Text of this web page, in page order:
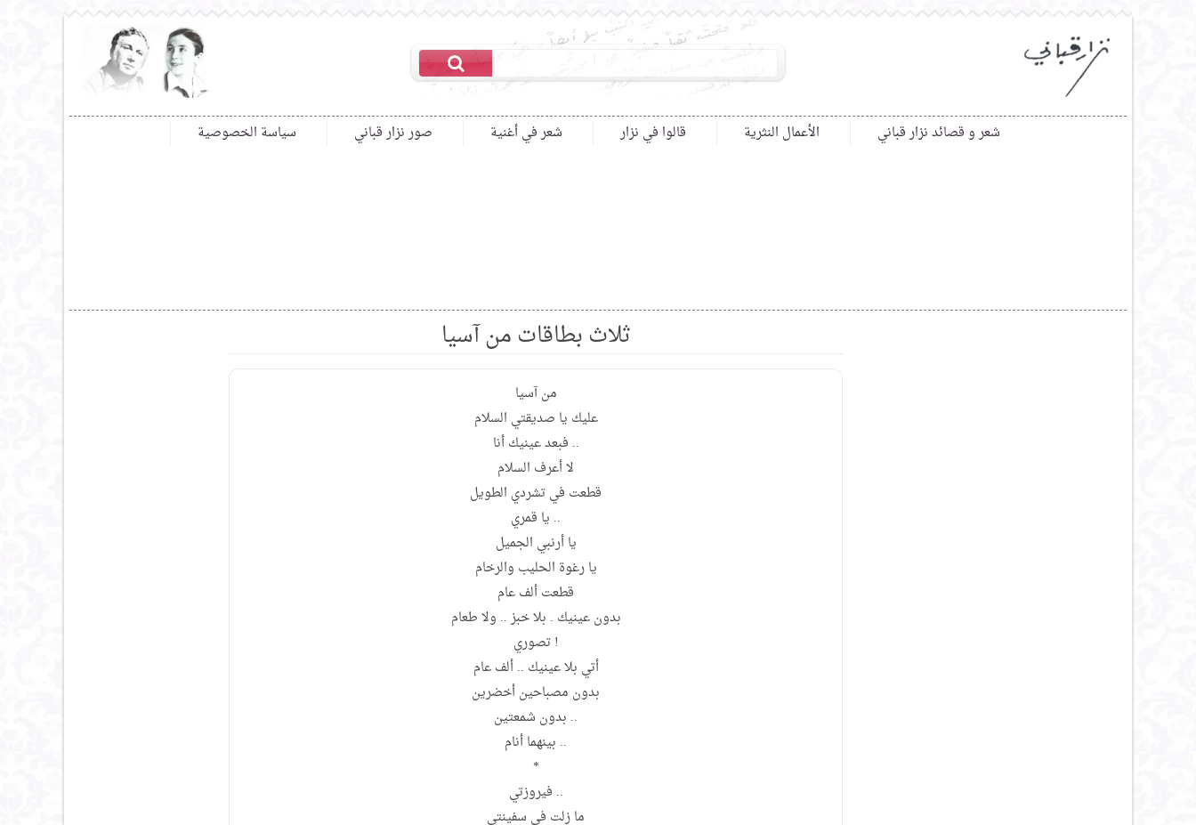
شعر و قصائد نزار قباني الأعمال النثرية قالوا في نزار شعر في أغنية صور نزار قباني سياسة الخصوصية
ثلاث بطاقات من آسيا
من آسيا
عليك يا صديقتي السلام
.. فبعد عينيك أنا
لا أعرف السلام
قطعت في تشردي الطويل
.. يا قمري
يا أرنبي الجميل
يا رغوة الحليب والرخام
قطعت ألف عام
بدون عينيك . بلا خبز .. ولا طعام
! تصوري
أتي بلا عينيك .. ألف عام
بدون مصباحين أخضرين
.. بدون شمعتين
.. بينهما أنام
*
.. فيروزتي
ما زلت في سفينتي